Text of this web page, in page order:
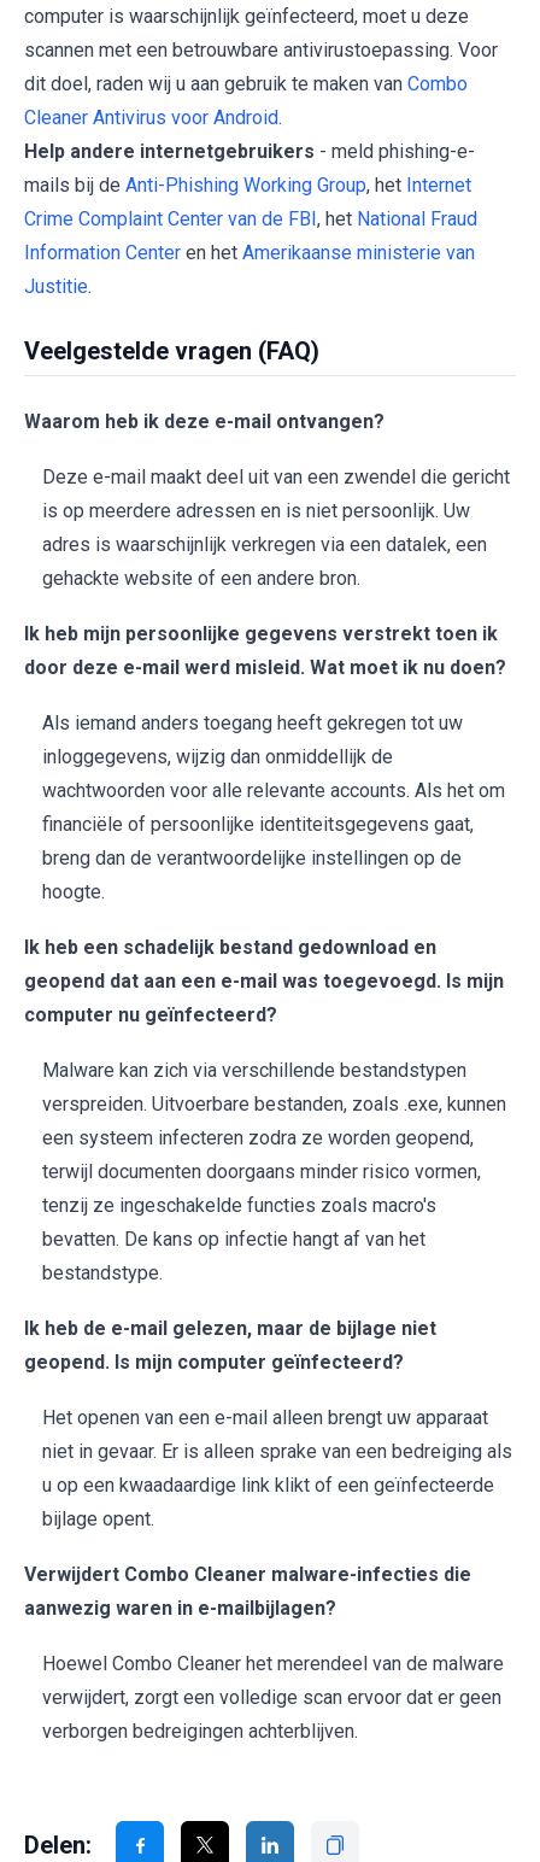
computer is waarschijnlijk geïnfecteerd, moet u deze
scannen met een betrouwbare antivirustoepassing. Voor
dit doel, raden wij u aan gebruik te maken van Combo
Cleaner Antivirus voor Android.
Help andere internetgebruikers - meld phishing-e-
mails bij de Anti-Phishing Working Group, het Internet
Crime Complaint Center van de FBI , het National Fraud
Information Center en het Amerikaanse ministerie van
Justitie.
Veelgestelde vragen (FAQ)
Waarom heb ik deze e-mail ontvangen?
Deze e-mail maakt deel uit van een zwendel die gericht
is op meerdere adressen en is niet persoonlijk. Uw
adres is waarschijnlijk verkregen via een datalek, een
gehackte website of een andere bron.
Ik heb mijn persoonlijke gegevens verstrekt toen ik
door deze e-mail werd misleid. Wat moet ik nu doen?
Als iemand anders toegang heeft gekregen tot uw
inloggegevens, wijzig dan onmiddellijk de
wachtwoorden voor alle relevante accounts. Als het om
financiële of persoonlijke identiteitsgegevens gaat,
breng dan de verantwoordelijke instellingen op de
hoogte.
Ik heb een schadelijk bestand gedownload en
geopend dat aan een e-mail was toegevoegd. Is mijn
computer nu geïnfecteerd?
Malware kan zich via verschillende bestandstypen
verspreiden. Uitvoerbare bestanden, zoals .exe, kunnen
een systeem infecteren zodra ze worden geopend,
terwijl documenten doorgaans minder risico vormen,
tenzij ze ingeschakelde functies zoals macro's
bevatten. De kans op infectie hangt af van het
bestandstype.
Ik heb de e-mail gelezen, maar de bijlage niet
geopend. Is mijn computer geïnfecteerd?
Het openen van een e-mail alleen brengt uw apparaat
niet in gevaar. Er is alleen sprake van een bedreiging als
u op een kwaadaardige link klikt of een geïnfecteerde
bijlage opent.
Verwijdert Combo Cleaner malware-infecties die
aanwezig waren in e-mailbijlagen?
Hoewel Combo Cleaner het merendeel van de malware
verwijdert, zorgt een volledige scan ervoor dat er geen
verborgen bedreigingen achterblijven.
Delen: